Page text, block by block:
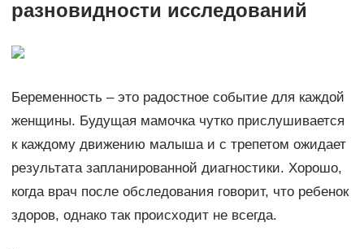
разновидности исследований
Беременность – это радостное событие для каждой
женщины. Будущая мамочка чутко прислушивается
к каждому движению малыша и с трепетом ожидает
результата запланированной диагностики. Хорошо,
когда врач после обследования говорит, что ребенок
здоров, однако так происходит не всегда.